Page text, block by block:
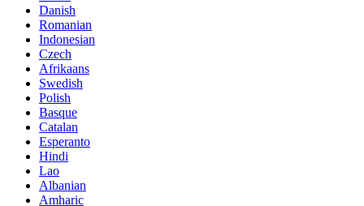
Danish
Romanian
Indonesian
Czech
Afrikaans
Swedish
Polish
Basque
Catalan
Esperanto
Hindi
Lao
Albanian
Amharic